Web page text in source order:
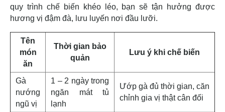
quy trình chế biến khéo léo, bạn sẽ tận hưởng được
hương vị đậm đà, lưu luyến nơi đầu lưỡi.
Tên
món
ăn
Thời gian bảo
quản
Lưu ý khi chế biến
Gà
nướng
ngũ vị
1 – 2 ngày trong
ngăn mát tủ
lạnh
Ướp gà đủ thời gian, căn
chỉnh gia vị thật cân đối